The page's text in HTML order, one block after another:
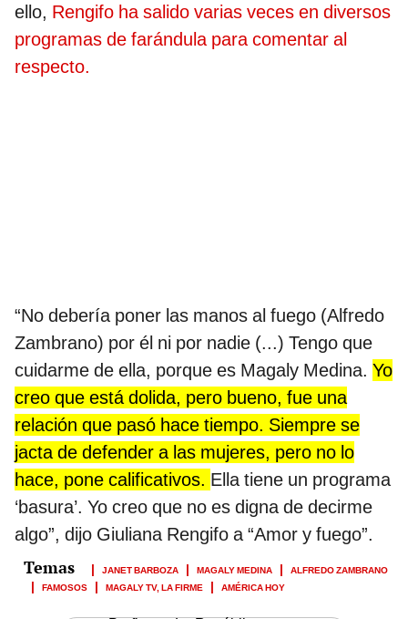
ello, Rengifo ha salido varias veces en diversos
programas de farándula para comentar al
respecto.
“No debería poner las manos al fuego (Alfredo
Zambrano) por él ni por nadie (...) Tengo que
cuidarme de ella, porque es Magaly Medina. Yo
creo que está dolida, pero bueno, fue una
relación que pasó hace tiempo. Siempre se
jacta de defender a las mujeres, pero no lo
hace, pone calificativos. Ella tiene un programa
‘basura’. Yo creo que no es digna de decirme
algo”, dijo Giuliana Rengifo a “Amor y fuego”.
JANET BARBOZA MAGALY MEDINA
ALFREDO ZAMBRANO
FAMOSOS
MAGALY TV, LA FIRME AMÉRICA HOY